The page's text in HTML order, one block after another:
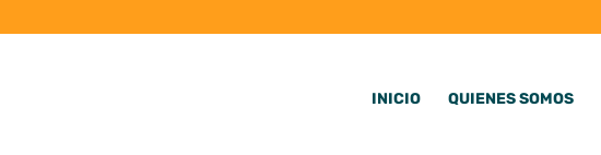
INICIO QUIENES SOMOS